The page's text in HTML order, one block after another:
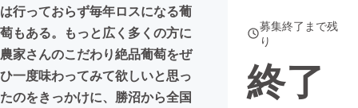
は行っておらず毎年ロスになる葡
萄もある。もっと広く多くの方に
農家さんのこだわり絶品葡萄をぜ
ひ一度味わってみて欲しいと思っ
たのをきっかけに、勝沼から全国
募集終了まで残
り
終了